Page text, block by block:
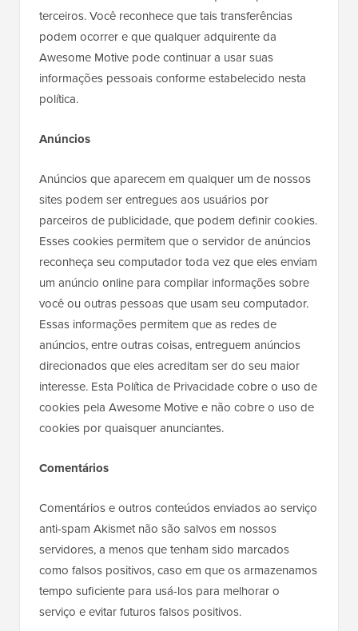
terceiros. Você reconhece que tais transferências
podem ocorrer e que qualquer adquirente da
Awesome Motive pode continuar a usar suas
informações pessoais conforme estabelecido nesta
política.
Anúncios
Anúncios que aparecem em qualquer um de nossos
sites podem ser entregues aos usuários por
parceiros de publicidade, que podem definir cookies.
Esses cookies permitem que o servidor de anúncios
reconheça seu computador toda vez que eles enviam
um anúncio online para compilar informações sobre
você ou outras pessoas que usam seu computador.
Essas informações permitem que as redes de
anúncios, entre outras coisas, entreguem anúncios
direcionados que eles acreditam ser do seu maior
interesse. Esta Política de Privacidade cobre o uso de
cookies pela Awesome Motive e não cobre o uso de
cookies por quaisquer anunciantes.
Comentários
Comentários e outros conteúdos enviados ao serviço
anti-spam Akismet não são salvos em nossos
servidores, a menos que tenham sido marcados
como falsos positivos, caso em que os armazenamos
tempo suficiente para usá-los para melhorar o
serviço e evitar futuros falsos positivos.